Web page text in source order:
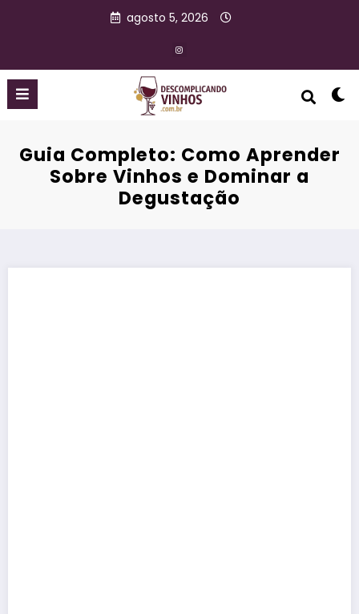
agosto 5, 2026
Guia Completo: Como Aprender
Sobre Vinhos e Dominar a
Degustação